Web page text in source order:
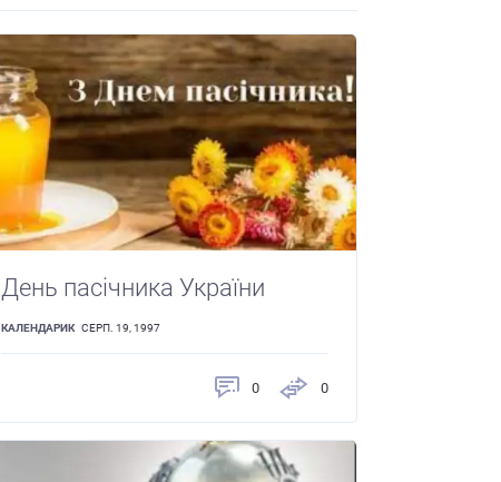
День пасічника України
КАЛЕНДАРИК СЕРП. 19, 1997
0 0